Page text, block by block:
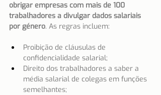
obrigar empresas com mais de 100
trabalhadores a divulgar dados salariais
por género. As regras incluem:
Proibição de cláusulas de
confidencialidade salarial;
Direito dos trabalhadores a saber a
média salarial de colegas em funções
semelhantes;